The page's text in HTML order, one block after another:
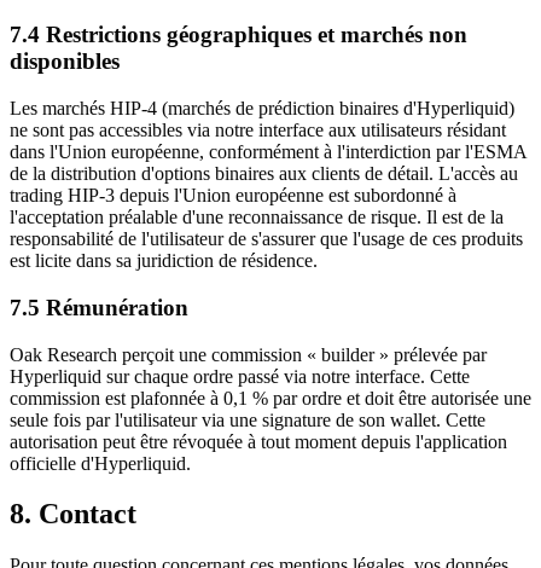
7.4 Restrictions géographiques et marchés non
disponibles
Les marchés HIP-4 (marchés de prédiction binaires d'Hyperliquid)
ne sont pas accessibles via notre interface aux utilisateurs résidant
dans l'Union européenne, conformément à l'interdiction par l'ESMA
de la distribution d'options binaires aux clients de détail. L'accès au
trading HIP-3 depuis l'Union européenne est subordonné à
l'acceptation préalable d'une reconnaissance de risque. Il est de la
responsabilité de l'utilisateur de s'assurer que l'usage de ces produits
est licite dans sa juridiction de résidence.
7.5 Rémunération
Oak Research perçoit une commission « builder » prélevée par
Hyperliquid sur chaque ordre passé via notre interface. Cette
commission est plafonnée à 0,1 % par ordre et doit être autorisée une
seule fois par l'utilisateur via une signature de son wallet. Cette
autorisation peut être révoquée à tout moment depuis l'application
officielle d'Hyperliquid.
8. Contact